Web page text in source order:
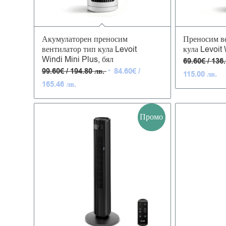
Акумулаторен преносим
вентилатор тип кула Levoit
Windi Mini Plus, бял
99.60€/ 194.80 лв.Original
99.60€
/
194.80 лв..
84.60€/
165.46 лв.
е:
84.60€
Преносим
кула Levoit
69.60€/
115.00 лв.